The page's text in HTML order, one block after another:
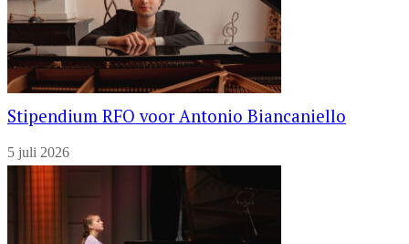
Stipendium RFO voor Antonio Biancaniello
5 juli 2026